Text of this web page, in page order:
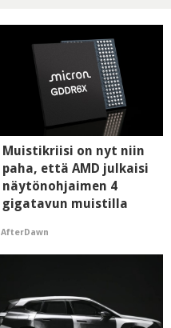
Muistikriisi on nyt niin
paha, että AMD julkaisi
näytönohjaimen 4
gigatavun muistilla
AfterDawn